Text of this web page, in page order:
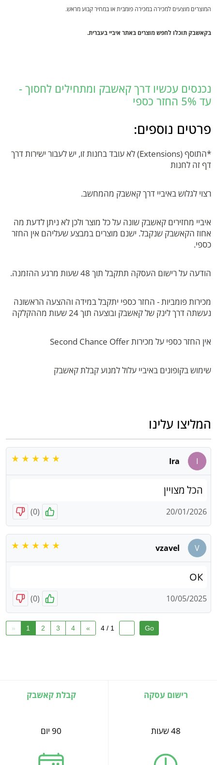
המוצרים מוצעים למכירה במכירה פומבית או במחיר קבוע מראש.
בקאשבק תוכלו לחפש מוצרים באתר איביי בעברית.
נכנסים עכשיו דרך קאשבק ומתחילים לחסוך -
עד 5% החזר כספי
פרטים נוספים:
*התוסף (Extensions) לא עובד בחנות זו, יש לעבור ישירות דרך
דף זה לחנות
רצוי לגלוש באיביי דרך קאשבק מהמחשב.
איביי מחזירים קאשבק שונה על כל מוצר ולכן לא ניתן לדעת מה
אחוז הקאשבק שנקבל. ישנם מוצרים במבצע שעליהם אין החזר
כספי.
הודעה על רישום העסקה תתקבל תוך 48 שעות מרגע ההזמנה.
מכירות פומביות - החזר כספי יתקבל במידה וההצעה הראשונה
נעשתה דרך לינק של קאשבק ובוצעה תוך 24 שעות מההקלקה
אין החזר כספי על מכירות Second Chance Offer
שימוש בקופונים באיביי עלול למנוע קבלת קאשבק
המליצו עלינו
I
Ira
הכל מצויין
20/01/2026
(
0
)
V
vzavel
ОК
10/05/2025
(
0
)
« 1 2 3 4 » 1 / 4
רישום עסקה
48 שעות
קבלת קאשבק
90 יום